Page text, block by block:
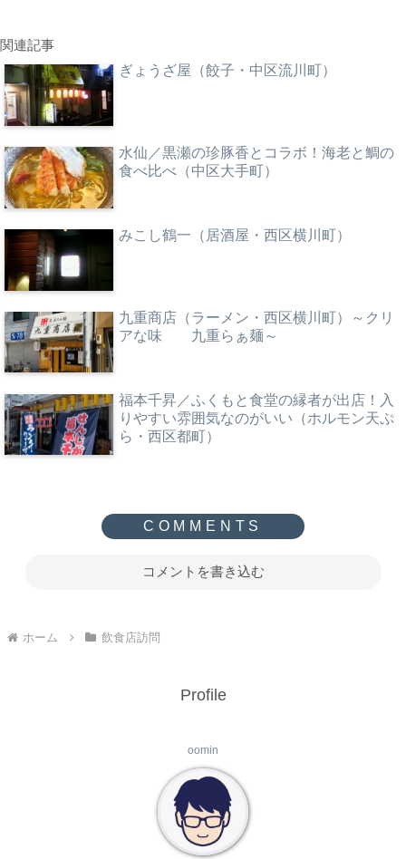
関連記事
ぎょうざ屋（餃子・中区流川町）
水仙／黒瀬の珍豚香とコラボ！海老と鯛の
食べ比べ（中区大手町）
みこし鶴一（居酒屋・西区横川町）
九重商店（ラーメン・西区横川町）～クリ
アな味 九重らぁ麺～
福本千昇／ふくもと食堂の縁者が出店！入
りやすい雰囲気なのがいい（ホルモン天ぷ
ら・西区都町）
コメントを書き込む
ホーム 飲食店訪問
Profile
oomin